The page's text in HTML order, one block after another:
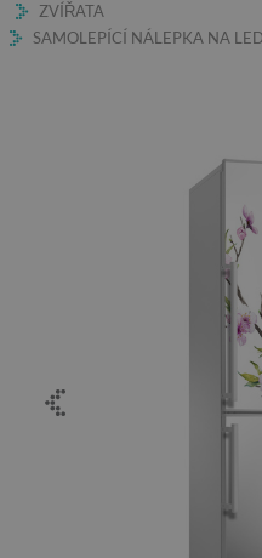
ZVÍŘATA
SAMOLEPÍCÍ NÁLEPKA NA